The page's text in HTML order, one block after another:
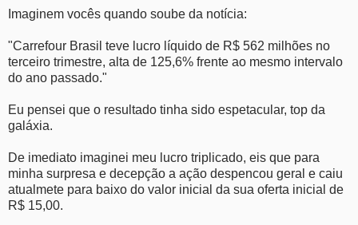
Imaginem vocês quando soube da notícia:
"Carrefour Brasil teve lucro líquido de R$ 562 milhões no
terceiro trimestre, alta de 125,6% frente ao mesmo intervalo
do ano passado."
Eu pensei que o resultado tinha sido espetacular, top da
galáxia.
De imediato imaginei meu lucro triplicado, eis que para
minha surpresa e decepção a ação despencou geral e caiu
atualmete para baixo do valor inicial da sua oferta inicial de
R$ 15,00.